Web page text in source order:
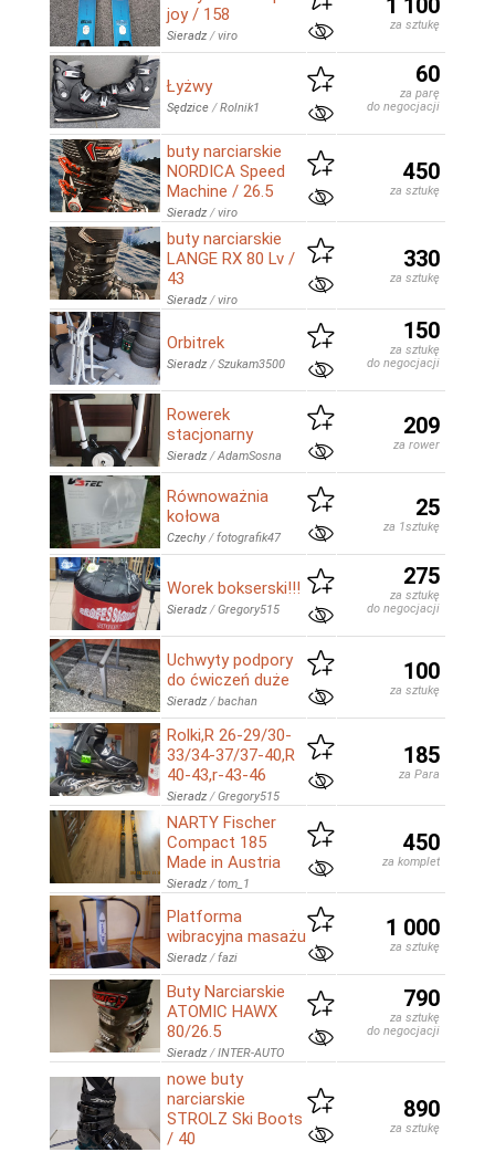
joy / 158
Sieradz /viro
1 100
za sztukę
Łyżwy
Sędzice /Rolnik1
60
za parę
do negocjacji
buty narciarskie
NORDICA Speed
Machine / 26.5
Sieradz /viro
450
za sztukę
buty narciarskie
LANGE RX 80 Lv /
43
Sieradz /viro
330
za sztukę
Orbitrek
Sieradz /Szukam3500
150
za sztukę
do negocjacji
Rowerek
stacjonarny
Sieradz /AdamSosna
209
za rower
Równoważnia
kołowa
Czechy /fotografik47
25
za 1sztukę
Worek bokserski!!!
Sieradz /Gregory515
275
za sztukę
do negocjacji
Uchwyty podpory
do ćwiczeń duże
Sieradz /bachan
100
za sztukę
Rolki,R 26-29/30-
33/34-37/37-40,R
40-43,r-43-46
Sieradz /Gregory515
185
za Para
NARTY Fischer
Compact 185
Made in Austria
Sieradz /tom_1
450
za komplet
Platforma
wibracyjna masażu
Sieradz /fazi
1 000
za sztukę
Buty Narciarskie
ATOMIC HAWX
80/26.5
Sieradz /INTER-AUTO
790
za sztukę
do negocjacji
nowe buty
narciarskie
STROLZ Ski Boots
/ 40
890
za sztukę